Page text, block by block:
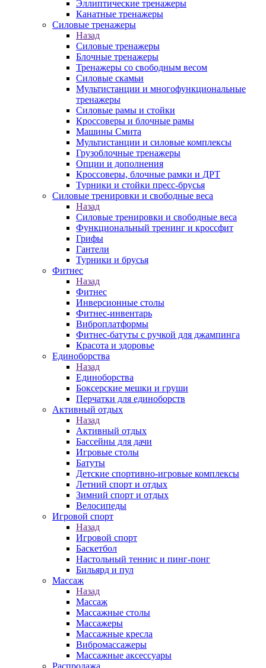
Эллиптические тренажеры
Канатные тренажеры
Силовые тренажеры
Назад
Силовые тренажеры
Блочные тренажеры
Тренажеры со свободным весом
Силовые скамьи
Мультистанции и многофункциональные
тренажеры
Силовые рамы и стойки
Кроссоверы и блочные рамы
Машины Смита
Мультистанции и силовые комплексы
Грузоблочные тренажеры
Опции и дополнения
Кроссоверы, блочные рамки и ДРТ
Турники и стойки пресс-брусья
Силовые тренировки и свободные веса
Назад
Силовые тренировки и свободные веса
Функциональный тренинг и кроссфит
Грифы
Гантели
Турники и брусья
Фитнес
Назад
Фитнес
Инверсионные столы
Фитнес-инвентарь
Виброплатформы
Фитнес-батуты с ручкой для джампинга
Красота и здоровье
Единоборства
Назад
Единоборства
Боксерские мешки и груши
Перчатки для единоборств
Активный отдых
Назад
Активный отдых
Бассейны для дачи
Игровые столы
Батуты
Детские спортивно-игровые комплексы
Летний спорт и отдых
Зимний спорт и отдых
Велосипеды
Игровой спорт
Назад
Игровой спорт
Баскетбол
Настольный теннис и пинг-понг
Бильярд и пул
Массаж
Назад
Массаж
Массажные столы
Массажеры
Массажные кресла
Вибромассажеры
Массажные аксессуары
Распродажа